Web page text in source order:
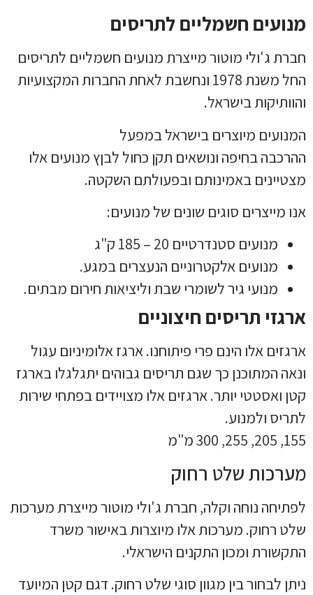
מנועים חשמליים לתריסים
חברת ג'ולי מוטור מייצרת מנועים חשמליים לתריסים
החל משנת 1978 ונחשבת לאחת החברות המקצועיות
והוותיקות בישראל.
המנועים מיוצרים בישראל במפעל
ההרכבה בחיפה ונושאים תקן כחול לבןץ מנועים אלו
מצטיינים באמינותם ובפעולתם השקטה.
אנו מייצרים סוגים שונים של מנועים:
מנועים סטנדרטיים 20 – 185 ק"ג
מנועים אלקטרוניים הנעצרים במגע.
מנועי גיר לשומרי שבת וליציאות חירום מבתים.
ארגזי תריסים חיצוניים
ארגזים אלו הינם פרי פיתוחנו. ארגז אלומיניום עגול
ונאה המתוכנן כך שגם תריסים גבוהים יתגלגלו בארגז
קטן ואסטטי יותר. ארגזים אלו מצויידים בפתחי שירות
לתריס ולמנוע.
155, 205, 255, 300 מ"מ
מערכות שלט רחוק
לפתיחה נוחה וקלה, חברת ג'ולי מוטור מייצרת מערכות
שלט רחוק. מערכות אלו מיוצרות באישור משרד
התקשורת ומכון התקנים הישראלי.
ניתן לבחור בין מגוון סוגי שלט רחוק. דגם קטן המיועד